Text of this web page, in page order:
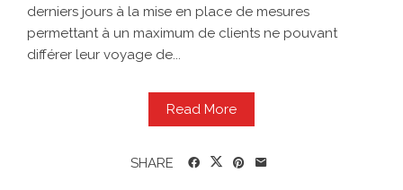
derniers jours à la mise en place de mesures
permettant à un maximum de clients ne pouvant
différer leur voyage de...
Read More
SHARE